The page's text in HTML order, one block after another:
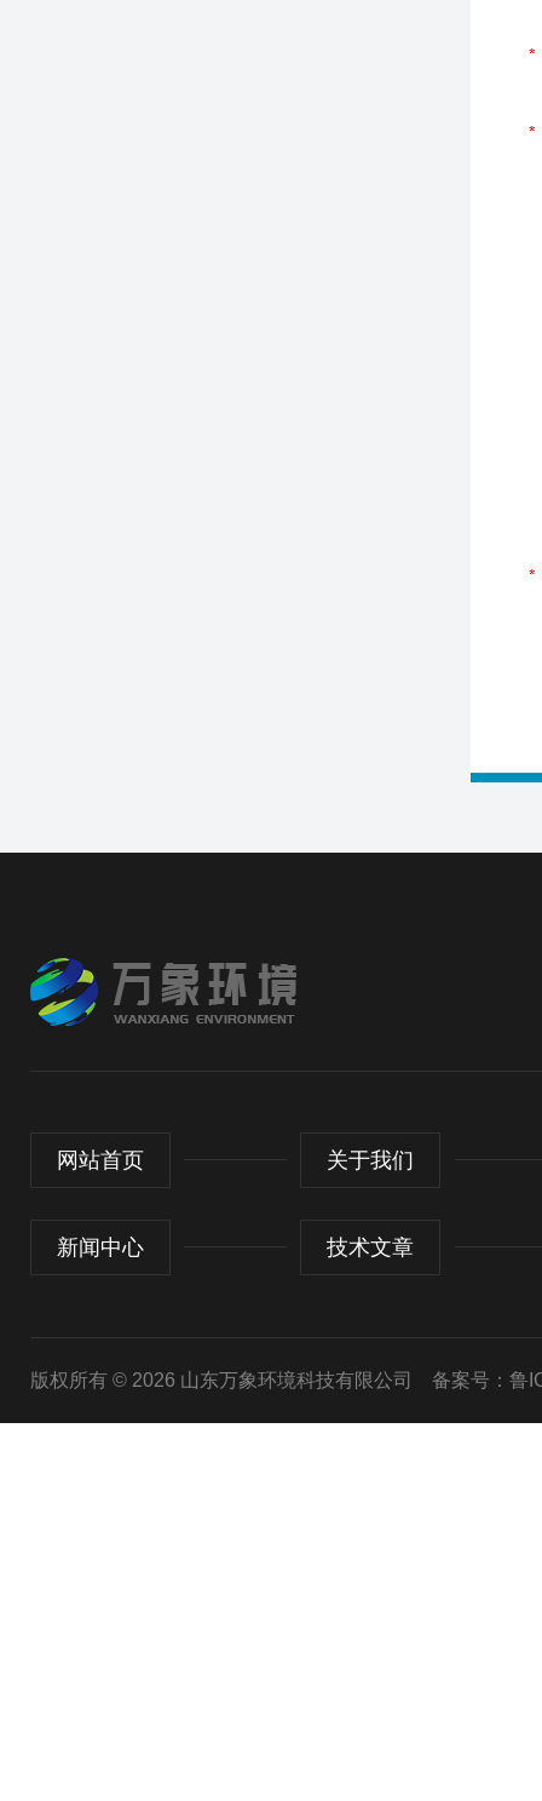
网站首页 关于我们
新闻中心 技术文章
版权所有 © 2026 山东万象环境科技有限公司 备案号：鲁